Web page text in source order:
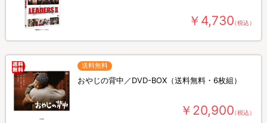
￥4,730（税込）
送料無料
おやじの背中／DVD-BOX（送料無料・6枚組）
￥20,900（税込）